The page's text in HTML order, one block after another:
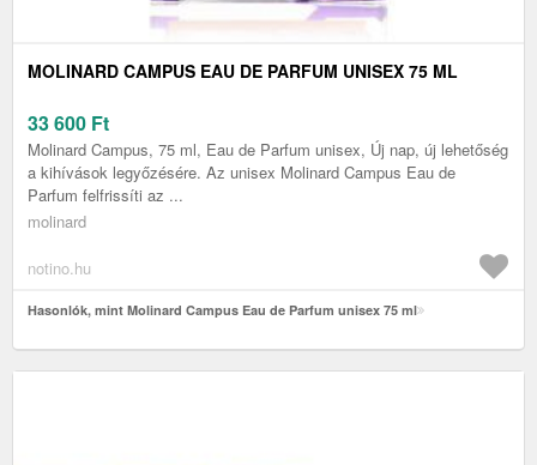
MOLINARD CAMPUS EAU DE PARFUM UNISEX 75 ML
33 600 Ft
Molinard Campus, 75 ml, Eau de Parfum unisex, Új nap, új lehetőség
a kihívások legyőzésére. Az unisex Molinard Campus Eau de
Parfum felfrissíti az ...
molinard
notino.hu
Hasonlók, mint Molinard Campus Eau de Parfum unisex 75 ml